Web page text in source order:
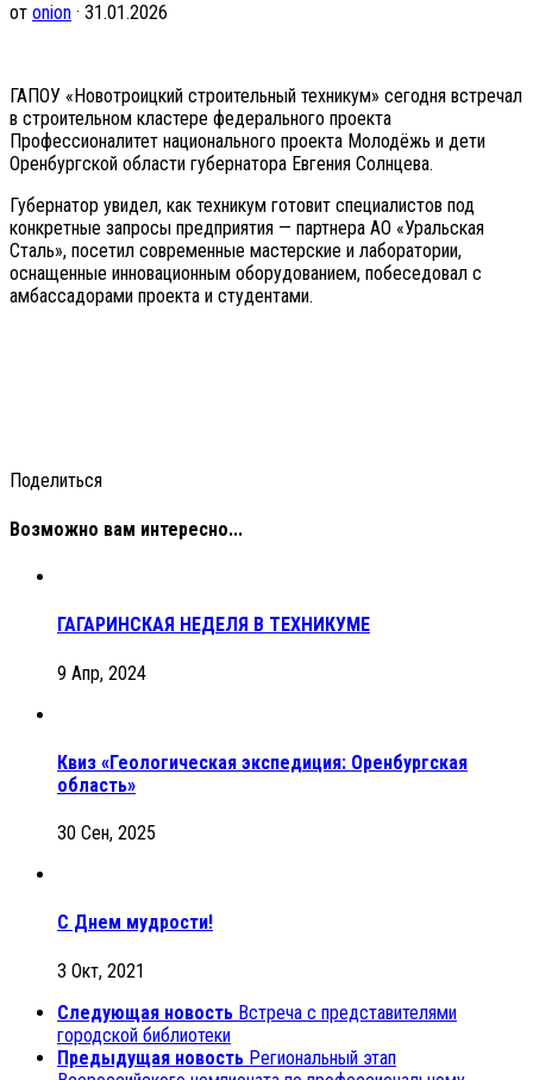
от onion · 31.01.2026
ГАПОУ «Новотроицкий строительный техникум» сегодня встречал
в строительном кластере федерального проекта
Профессионалитет национального проекта Молодёжь и дети
Оренбургской области губернатора Евгения Солнцева.
Губернатор увидел, как техникум готовит специалистов под
конкретные запросы предприятия — партнера АО «Уральская
Сталь», посетил современные мастерские и лаборатории,
оснащенные инновационным оборудованием, побеседовал с
амбассадорами проекта и студентами.
Поделиться
Возможно вам интересно...
ГАГАРИНСКАЯ НЕДЕЛЯ В ТЕХНИКУМЕ
9 Апр, 2024
Квиз «Геологическая экспедиция: Оренбургская
область»
30 Сен, 2025
С Днем мудрости!
3 Окт, 2021
Следующая новость Встреча с представителями
городской библиотеки
Предыдущая новость Региональный этап